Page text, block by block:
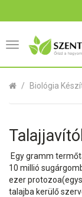
Biológia
Egy gramm
10 millió
ezer
talajba kerülő